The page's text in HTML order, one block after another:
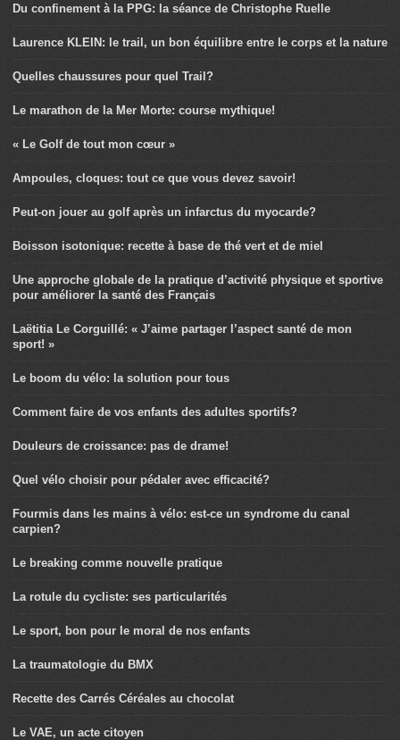
Du confinement à la PPG: la séance de Christophe Ruelle
Laurence KLEIN: le trail, un bon équilibre entre le corps et la nature
Quelles chaussures pour quel Trail?
Le marathon de la Mer Morte: course mythique!
« Le Golf de tout mon cœur »
Ampoules, cloques: tout ce que vous devez savoir!
Peut-on jouer au golf après un infarctus du myocarde?
Boisson isotonique: recette à base de thé vert et de miel
Une approche globale de la pratique d’activité physique et sportive
pour améliorer la santé des Français
Laëtitia Le Corguillé: « J’aime partager l’aspect santé de mon
sport! »
Le boom du vélo: la solution pour tous
Comment faire de vos enfants des adultes sportifs?
Douleurs de croissance: pas de drame!
Quel vélo choisir pour pédaler avec efficacité?
Fourmis dans les mains à vélo: est-ce un syndrome du canal
carpien?
Le breaking comme nouvelle pratique
La rotule du cycliste: ses particularités
Le sport, bon pour le moral de nos enfants
La traumatologie du BMX
Recette des Carrés Céréales au chocolat
Le VAE, un acte citoyen